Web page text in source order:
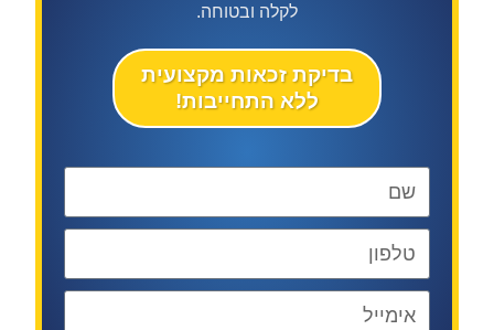
לקלה ובטוחה.
בדיקת זכאות מקצועית
ללא התחייבות!